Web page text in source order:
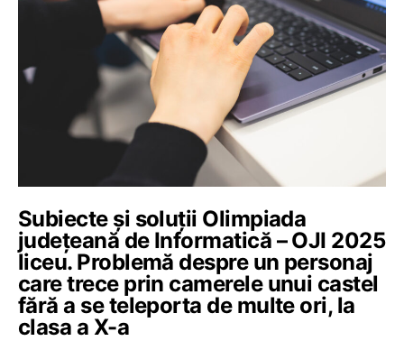
Subiecte și soluții Olimpiada
județeană de Informatică – OJI 2025
liceu. Problemă despre un personaj
care trece prin camerele unui castel
fără a se teleporta de multe ori, la
clasa a X-a